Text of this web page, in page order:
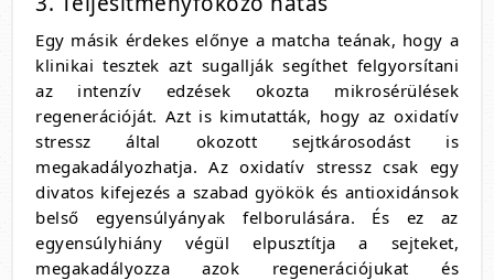
Egy másik érdekes előnye a matcha teának, hogy a
klinikai tesztek azt sugallják segíthet felgyorsítani
az intenzív edzések okozta mikrosérülések
regenerációját. Azt is kimutatták, hogy az oxidatív
stressz által okozott sejtkárosodást is
megakadályozhatja. Az oxidatív stressz csak egy
divatos kifejezés a szabad gyökök és antioxidánsok
belső egyensúlyányak felborulására. És ez az
egyensúlyhiány végül elpusztítja a sejteket,
megakadályozza azok regenerációjukat és